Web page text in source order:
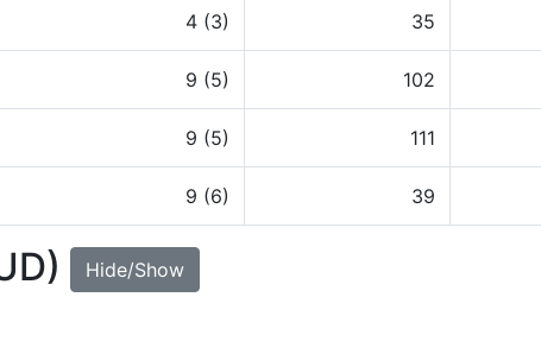
4 (3) 35
9 (5) 102
9 (5) 111
9 (6) 39
Hide/Show